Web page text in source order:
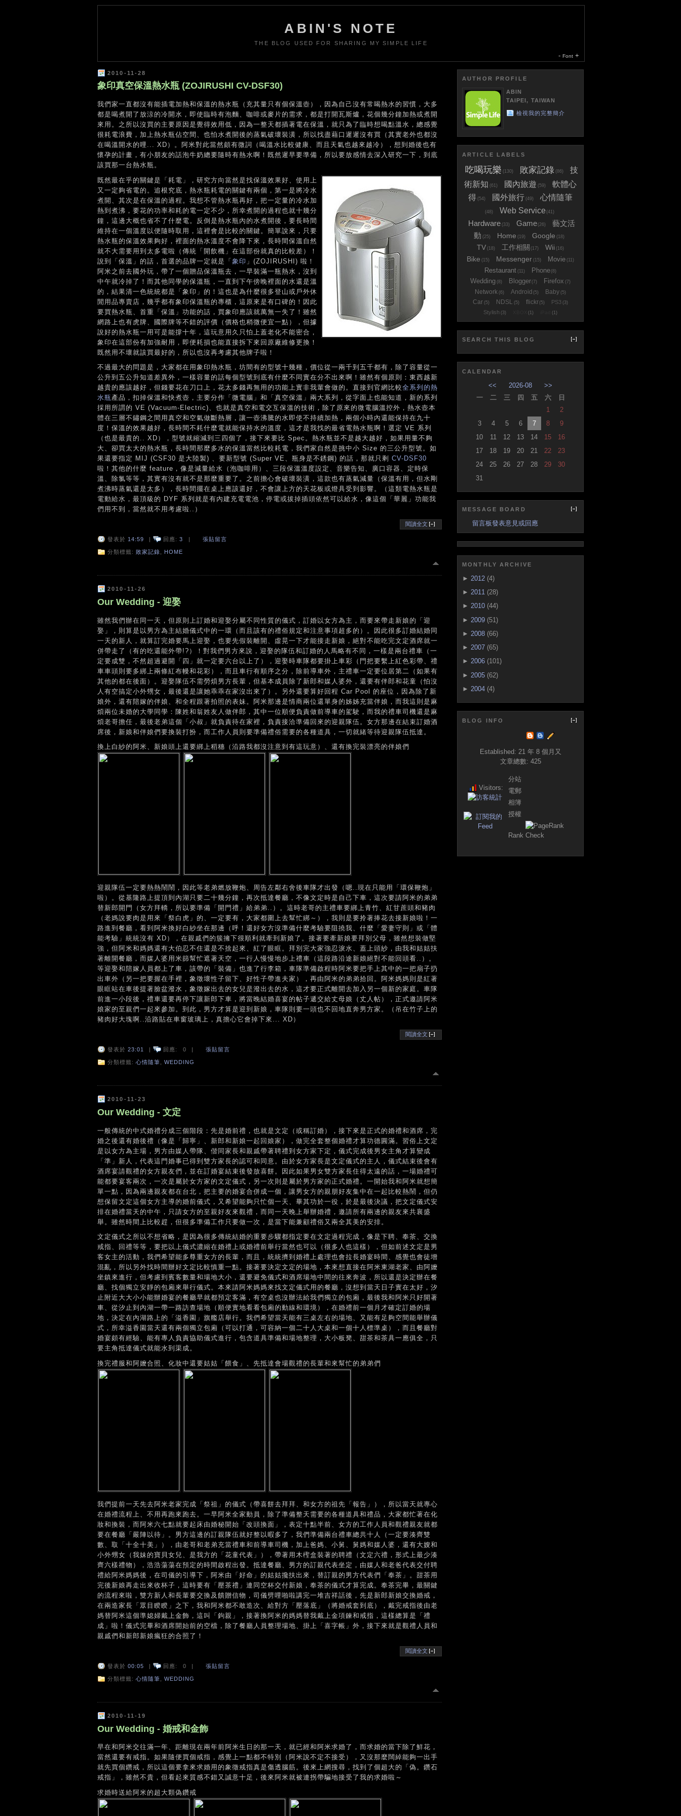
ABIN'S NOTE
THE BLOG USED FOR SHARING MY SIMPLE LIFE
- Font +
2010-11-28
象印真空保溫熱水瓶 (ZOJIRUSHI CV-DSF30)
我們家一直都沒有能插電加熱和保溫的熱水瓶（充其量只有個保溫壺），因為自己沒有常喝熱水的習慣，大多
都是喝煮開了放涼的冷開水，即使臨時有泡麵、咖啡或麥片的需求，都是打開瓦斯爐，花個幾分鐘加熱或煮開
來用。之所以沒買的主要原因是覺得效用低，因為一整天都插著電在保溫，就只為了臨時想喝點溫水，總感覺
很耗電浪費，加上熱水瓶佔空間、也怕水煮開後的蒸氣破壞裝潢，所以找盡藉口遲遲沒有買（其實老外也都沒
在喝溫開水的哩... XD）。阿米對此當然頗有微詞（喝溫水比較健康、而且天氣也越來越冷），想到婚後也有
懷孕的計畫，有小朋友的話泡牛奶總要隨時有熱水啊！既然遲早要準備，所以要放感情去深入研究一下，到底
該買那一台熱水瓶。
既然最在乎的關鍵是「耗電」，研究方向當然是找保溫效果好、使用上
又一定夠省電的。追根究底，熱水瓶耗電的關鍵有兩個，第一是將冷水
煮開、其次是在保溫的過程。我想不管熱水瓶再好，把一定量的冷水加
熱到煮沸，要花的功率和耗的電一定不少，所幸煮開的過程也就十幾分
鐘，這邊大概也省不了什麼電。反倒是熱水瓶內的水煮開後，要長時間
維持在一個溫度以便隨時取用，這裡會是比較的關鍵。簡單說來，只要
熱水瓶的保溫效果夠好，裡面的熱水溫度不會降下來，長時間保溫自然
就不大需要用到太多電啦（傳統「開飲機」在這部份就真的比較差）！
說到「保溫」的話，首選的品牌一定就是「象印 」(ZOJIRUSHI) 啦！
阿米之前去國外玩，帶了一個贈品保溫瓶去，一早裝滿一瓶熱水，沒到
中午就冷掉了！而其他同學的保溫瓶，一直到下午傍晚裡面的水還是溫
的，結果清一色統統都是「象印」的！這也是為什麼很多登山或戶外休
閒用品專賣店，幾乎都有象印保溫瓶的專櫃，這原來是有口碑的！因此
要買熱水瓶、首重「保溫」功能的話，買象印應該就萬無一失了！雖然
網路上也有虎牌、國際牌等不錯的評價（價格也稍微便宜一點），但據
說好的熱水瓶一用可是能撐十年，這玩意用久只怕上蓋老化不能密合，
象印在這部份有加強耐用，即便耗損也能直接拆下來回原廠維修更換！
既然用不壞就該買最好的，所以也沒再考慮其他牌子啦！
不過最大的問題是，大家都在用象印熱水瓶，坊間有的型號十幾種，價位從一兩千到五千都有，除了容量從一
公升到五公升知道差異外，一樣容量的話每個型號到底有什麼不同實在分不出來啊！雖然有個原則：東西越新
越貴的應該越好，但錢要花在刀口上，花太多錢再無用的功能上實非我輩會做的。直接到官網比較全系列的熱
水瓶產品，扣掉保溫和快煮壺，主要分作「微電腦」和「真空保溫」兩大系列，從字面上也能知道，新的系列
採用所謂的 VE (Vacuum-Electric)、也就是真空和電交互保溫的技術，除了原來的微電腦溫控外，熱水壺本
體在三層不鏽鋼之間用真空和空氣做斷熱層，讓一壺沸騰的水即使不持續加熱，兩個小時內還能保持在九十
度！保溫的效果越好，長時間不耗什麼電就能保持水的溫度，這才是我找的最省電熱水瓶啊！選定 VE 系列
（也是最貴的.. XD），型號就縮減到三四個了，接下來要比 Spec。熱水瓶並不是越大越好，如果用量不夠
大、卻買太大的熱水瓶，長時間那麼多水的保溫當然比較耗電，我們家自然是挑中小 Size 的三公升型號。如
果還要指定 MIJ (CSF30 是大陸製) 、要新型號 (Super VE、瓶身是不銹鋼) 的話，那就只剩 CV-DSF30
啦！其他的什麼 feature，像是減量給水（泡咖啡用）、三段保溫溫度設定、音樂告知、廣口容器、定時保
溫、除氯等等，其實有沒有就不是那麼重要了。之前擔心會破壞裝潢，這款也有蒸氣減量（保溫有用，但水剛
煮沸時蒸氣還是太多），長時間擺在桌上應該還好，不會讓上方的天花板或燈具受到影響。（這類電熱水瓶是
電動給水，最頂級的 DYF 系列就是有內建充電電池，停電或拔掉插頭依然可以給水，像這個「華麗」功能我
們用不到，當然就不用考慮啦..）
閱讀全文
發表於 14:59 | 回應: 3 | 張貼留言
分類標籤: 敗家記錄 HOME
2010-11-26
Our Wedding - 迎娶
雖然我們辦在同一天，但原則上訂婚和迎娶分屬不同性質的儀式，訂婚以女方為主，而要來帶走新娘的「迎
娶」，則算是以男方為主結婚儀式中的一環（而且該有的禮俗規定和注意事項超多的）。因此很多訂婚結婚同
一天的新人，就算訂完婚要馬上迎娶，也要先假裝離開、虛晃一下才能接走新娘，絕對不能吃完文定酒席就一
併帶走了（有的吃還能外帶!?）！對我們男方來說，迎娶的隊伍和訂婚的人馬略有不同，一樣是兩台禮車（一
定要成雙，不然超過避開「四」就一定要六台以上了），迎娶時車隊都要掛上車彩（門把要繫上紅色彩帶、禮
車車頭則要多綁上兩條紅布幔和花彩），而且車行有順序之分，除前導車外，主禮車一定要位居第二（如果有
其他的都在後面）。迎娶隊伍不需勞煩男方長輩，但基本成員除了新郎和媒人婆外，還要有伴郎和花童（怕沒
人有空搞定小外甥女，最後還是讓她乖乖在家沒出來了）。另外還要算好回程 Car Pool 的座位，因為除了新
娘外，還有陪嫁的伴娘、和全程跟著拍照的表妹。阿米那邊是情商兩位還單身的姊姊充當伴娘，而我這則是麻
煩兩位未婚的大學同學：陳姓和翁姓友人做伴郎，其中一位順便負責做前導車的駕駛，而我的禮車司機還是麻
煩老哥擔任，最後老弟這個「小叔」就負責待在家裡，負責接洽準備回來的迎親隊伍。女方那邊在結束訂婚酒
席後，新娘和伴娘們要換裝打扮，而工作人員則要準備禮俗需要的各種道具，一切就緒等待迎親隊伍抵達。
換上白紗的阿米、新娘頭上還要綁上稻穗（沿路我都沒注意到有這玩意）、還有換完裝漂亮的伴娘們
迎親隊伍一定要熱熱鬧鬧，因此等老弟燃放鞭炮、周告左鄰右舍後車隊才出發（嗯..現在只能用「環保鞭炮」
啦）。從基隆路上提頂到內湖只要二十幾分鐘，再次抵達餐廳，不像文定時是自己下車，這次要請阿米的弟弟
替新郎開門（女方拜轎，所以要準備「開門禮」給弟弟..）。這時老哥的主禮車要綁上青竹、紅甘蔗頭和豬肉
（老媽說要肉是用來「祭白虎」的、一定要有，大家都圍上去幫忙綁～），我則是要拎著捧花去接新娘啦！一
路進到餐廳，看到阿米換好白紗坐在那邊（呼！還好女方沒準備什麼考驗要阻撓我、什麼「愛妻守則」或「體
能考驗」統統沒有 XD），在親戚們的簇擁下很順利就牽到新娘了。接著要牽新娘要拜別父母，雖然想裝做堅
強，但阿米和媽媽還有大伯忍不住還是不捨起來、紅了眼眶。拜別完大家強忍淚水、蓋上頭紗，由我和姑姑扶
著離開餐廳，而媒人婆用米篩幫忙遮著天空，一行人慢慢地步上禮車（這段路沿途新娘絕對不能回頭看..）。
等迎娶和陪嫁人員都上了車，該帶的「裝備」也進了行李箱，車隊準備啟程時阿米要把手上其中的一把扇子扔
出車外（另一把要握在手裡，象徵壞性子留下、好性子帶進夫家），再由阿米的弟弟拾回。阿米媽媽則是紅著
眼眶站在車後提著臉盆潑水，象徵嫁出去的女兒是潑出去的水，這才要正式離開去加入另一個新的家庭。車隊
前進一小段後，禮車還要再停下讓新郎下車，將當晚結婚喜宴的帖子遞交給丈母娘（丈人帖），正式邀請阿米
娘家的至親們一起來參加。到此，男方才算是迎到新娘，車隊則要一頭也不回地直奔男方家。（吊在竹子上的
豬肉好大塊啊..沿路貼在車窗玻璃上，真擔心它會掉下來... XD）
閱讀全文
發表於 23:01 | 回應: 0 | 張貼留言
分類標籤: 心情隨筆 WEDDING
2010-11-23
Our Wedding - 文定
一般傳統的中式婚禮分成三個階段：先是婚前禮，也就是文定（或稱訂婚），接下來是正式的婚禮和酒席，完
婚之後還有婚後禮（像是「歸寧」、新郎和新娘一起回娘家），做完全套整個婚禮才算功德圓滿。習俗上文定
是以女方為主場，男方由媒人帶隊、偕同家長和親戚帶著聘禮到女方家下定，儀式完成後男女主角才算變成
「準」新人，代表這門婚事已得到雙方家長的認可和同意。由於女方家長是文定儀式的主人，儀式結束後會有
酒席宴請觀禮的女方親友們，並在訂婚宴結束後發放喜餅。因此如果男女雙方家長住得太遠的話，一場婚禮可
能都要宴客兩次，一次是屬於女方家的文定儀式，另一次則是屬於男方家的正式婚禮。一開始我和阿米就想簡
單一點，因為兩邊親友都在台北，把主要的婚宴合併成一個，讓男女方的親朋好友集中在一起比較熱鬧，但仍
想保留文定這個女方主導的婚前儀式，又希望能夠只忙個一天、畢其功於一役，於是最後決議，把文定儀式安
排在婚禮當天的中午，只請女方的至親好友來觀禮，而同一天晚上舉辦婚禮，邀請所有兩邊的親友來共襄盛
舉。雖然時間上比較趕，但很多準備工作只要做一次，是當下能兼顧禮俗又兩全其美的安排。
文定儀式之所以不想省略，是因為很多傳統結婚的重要步驟都指定要在文定過程完成，像是下聘、奉茶、交換
戒指、回禮等等，要把以上儀式濃縮在婚禮上或婚禮前舉行當然也可以（很多人也這樣），但如前述文定是男
客女主的活動，我們希望能多尊重女方的長輩，而且，統統擠到婚禮上處理也會拉長婚宴時間、感覺也會徒增
混亂，所以另外找時間辦好文定比較慎重一點。接著要決定文定的場地，本來想直接在阿米東湖老家、由阿嬤
坐鎮來進行，但考慮到賓客數量和場地大小，還要避免儀式和酒席場地中間的往來奔波，所以還是決定辦在餐
廳、找個獨立安靜的包廂來舉行儀式。本來請阿米媽媽來找文定儀式用的餐廳，沒想到當天日子實在太好，汐
止附近大大小小能辦婚宴的餐廳早就都預定客滿，有空桌也沒辦法給我們獨立的包廂，最後我和阿米只好開著
車、從汐止到內湖一帶一路訪查場地（順便實地看看包廂的動線和環境），在婚禮前一個月才確定訂婚的場
地，決定在內湖路上的「溢香園」旗艦店舉行。我們希望當天能有三桌左右的場地、又能有足夠空間能舉辦儀
式，所幸溢香園當天還有兩個獨立包廂（可以打通，可容納一個二十人大桌和一個十人標準桌），而且餐廳對
婚宴頗有經驗、能有專人負責協助儀式進行，包含道具準備和場地整理，大小板凳、甜茶和茶具一應俱全，只
要主角抵達儀式就能水到渠成。
換完禮服和阿嬤合照、化妝中還要姑姑「餵食」、先抵達會場觀禮的長輩和來幫忙的弟弟們
我們提前一天先去阿米老家完成「祭祖」的儀式（帶喜餅去拜拜、和女方的祖先「報告」），所以當天就專心
在婚禮流程上、不用再跑來跑去。一早阿米全家動員，除了準備整天需要的各種道具和禮品，大家都忙著在化
妝和換裝，而阿米六七點就要起床由婚秘開始「改頭換面」，表定十點半前、女方的工作人員和觀禮親友就都
要在餐廳「嚴陣以待」。男方這邊的訂親隊伍就好整以暇多了，我們準備兩台禮車總共十人（一定要湊齊雙
數、取「十全十美」），由老哥和老弟充當禮車和前導車司機，加上爸媽、小舅、舅媽和媒人婆，還有大嫂和
小外甥女（我妹的寶貝女兒、是我方的「花童代表」），帶著用木檉盒裝著的聘禮（文定六禮，形式上最少湊
齊六樣禮物），浩浩蕩蕩在預定的時間啟程出發。抵達餐廳、男方的訂親代表坐定，由媒人和老爸代表交付聘
禮給阿米媽媽後，在司儀的引導下，阿米由「好命」的姑姑攙扶出來，替訂親的男方代表們「奉茶」。甜茶用
完後新娘再走出來收杯子，這時要有「壓茶禮」連同空杯交付新娘，奉茶的儀式才算完成。奉茶完畢，最關鍵
的流程來啦，雙方新人和長輩要交換及饋贈信物，司儀劈哩啪啦講完一堆吉祥話後，先是新郎新娘交換婚戒，
在兩造家長「眾目睽睽」之下，我和阿米都不敢造次、給對方「壓落底」（將婚戒套到底），戴完戒指後由老
媽替阿米這個準媳婦戴上金飾，這叫「鉤親」，接著換阿米的媽媽替我戴上金項鍊和戒指，這樣總算是「禮
成」啦！儀式完畢和酒席開始前的空檔，除了餐廳人員整理場地、掛上「喜字帳」外，接下來就是觀禮人員和
親戚們和新郎新娘瘋狂的合照了！
閱讀全文
發表於 00:05 | 回應: 0 | 張貼留言
分類標籤: 心情隨筆 WEDDING
2010-11-19
Our Wedding - 婚戒和金飾
早在和阿米交往滿一年、距離現在兩年前阿米生日的那一天，就已經和阿米求婚了，而求婚的當下除了鮮花，
當然還要有戒指。如果隨便買個戒指，感覺上一點都不特別（阿米說不定不接受），又沒那麼闊綽能夠一出手
就先買個鑽戒，所以這個要拿來求婚用的象徵戒指真是傷透腦筋。後來上網搜尋，找到了個超大的「偽。鑽石
戒指」，雖然不貴，但看起來質感不錯又誠意十足，後來阿米就被連拐帶騙地接受了我的求婚啦～
求婚時送給阿米的超大顆偽鑽戒
AUTHOR PROFILE
ABIN
TAIPEI, TAIWAN
檢視我的完整簡介
ARTICLE LABELS
吃喝玩樂 (130) 敗家記錄 (86)
技
術新知 (61) 國內旅遊 (59)
軟體心
得 (54) 國外旅行 (49) 心情隨筆
(48) Web Service (41)
Hardware (33) Game(26)
藝文活
動 (25) Home (19) Google (18)
TV (18) 工作相關 (17) Wii (16)
Bike (15) Messenger (15) Movie (11)
Restaurant (11) Phone(8)
Wedding (8) Blogger(7) Firefox (7)
Network (6) Android (5) Baby (5)
Car (5) NDSL (5) flickr(5) PS3 (3)
Stylish (3) (1) (1)
SEARCH THIS BLOG
CALENDAR
<< 2026-08
>>
一
二 三 四 五 六
日
1
2
3
4 5 6 7 8
9
10
11 12 13 14 15
16
17
18 19 20 21 22
23
24
25 26 27 28 29
30
31
MESSAGE BOARD
留言板發表意見或回應
MONTHLY ARCHIVE
► 2012 (4)
► 2011 (28)
► 2010 (44)
► 2009 (51)
► 2008 (66)
► 2007 (65)
► 2006 (101)
► 2005 (62)
► 2004 (4)
BLOG INFO
Established: 21 年 8 個月又
文章總數: 425
Visitors:
分站
電郵
相簿
授權
Rank